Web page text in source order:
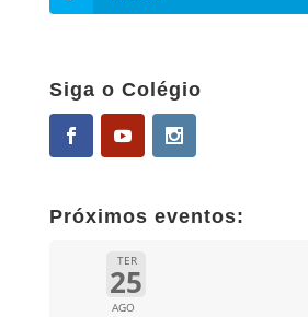
Siga o Colégio
Próximos eventos:
TER
25
AGO